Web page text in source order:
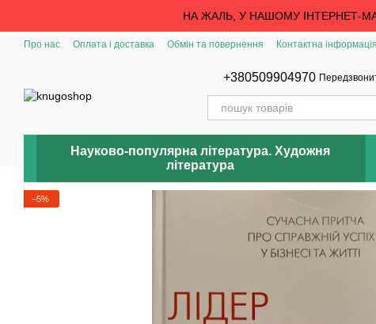
НА ЖАЛЬ, У НАШОМУ ІНТЕРНЕТ-
Про нас Оплата і доставка Обмін та повернення Контактна інформація
+380509904970
Науково-популярна література. Художня
література
−5%